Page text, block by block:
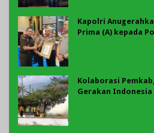
Kapolri
Prima (A) kepada
Kolaborasi
Gerakan Indonesia